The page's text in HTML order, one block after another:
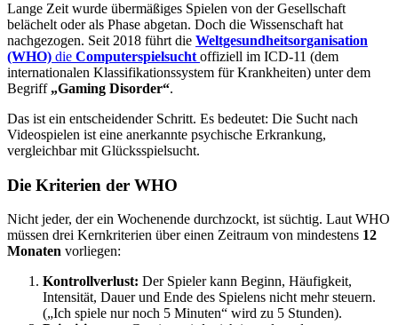
Lange Zeit wurde übermäßiges Spielen von der Gesellschaft
belächelt oder als Phase abgetan. Doch die Wissenschaft hat
nachgezogen. Seit 2018 führt die Weltgesundheitsorganisation
(WHO) die Computerspielsucht offiziell im ICD-11 (dem
internationalen Klassifikationssystem für Krankheiten) unter dem
Begriff „Gaming Disorder“.
Das ist ein entscheidender Schritt. Es bedeutet: Die Sucht nach
Videospielen ist eine anerkannte psychische Erkrankung,
vergleichbar mit Glücksspielsucht.
Die Kriterien der WHO
Nicht jeder, der ein Wochenende durchzockt, ist süchtig. Laut WHO
müssen drei Kernkriterien über einen Zeitraum von mindestens 12
Monaten vorliegen:
Kontrollverlust: Der Spieler kann Beginn, Häufigkeit,
Intensität, Dauer und Ende des Spielens nicht mehr steuern.
(„Ich spiele nur noch 5 Minuten“ wird zu 5 Stunden).